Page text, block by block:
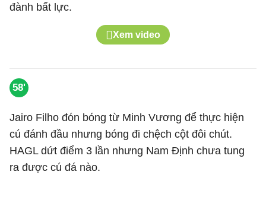
đành bất lực.
Xem video
58'
Jairo Filho đón bóng từ Minh Vương để thực hiện
cú đánh đầu nhưng bóng đi chệch cột đôi chút.
HAGL dứt điểm 3 lần nhưng Nam Định chưa tung
ra được cú đá nào.